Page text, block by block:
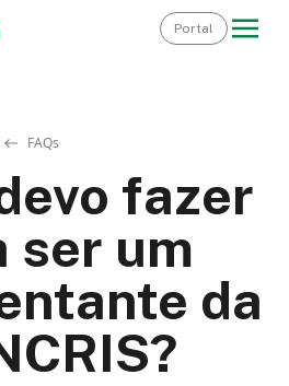
Portal
FAQs
fazer
ser um
da